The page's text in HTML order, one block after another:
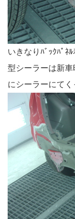
いきなりﾊﾞｯｸﾊﾟﾈ
型シーラーは新
にシーラーにてく